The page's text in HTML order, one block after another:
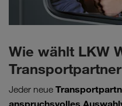
Wie wählt LKW
Jeder neue